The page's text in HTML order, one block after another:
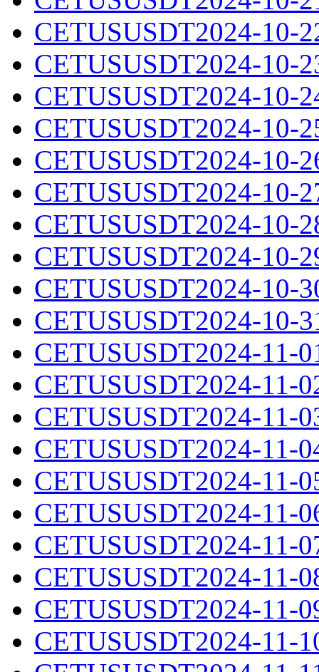
CETUSUSDT2024-10-
CETUSUSDT2024-10-
CETUSUSDT2024-10-
CETUSUSDT2024-10-
CETUSUSDT2024-10-
CETUSUSDT2024-10-
CETUSUSDT2024-10-
CETUSUSDT2024-10-
CETUSUSDT2024-10-
CETUSUSDT2024-10-
CETUSUSDT2024-11-
CETUSUSDT2024-11-
CETUSUSDT2024-11-
CETUSUSDT2024-11-
CETUSUSDT2024-11-
CETUSUSDT2024-11-
CETUSUSDT2024-11-
CETUSUSDT2024-11-
CETUSUSDT2024-11-
CETUSUSDT2024-11-